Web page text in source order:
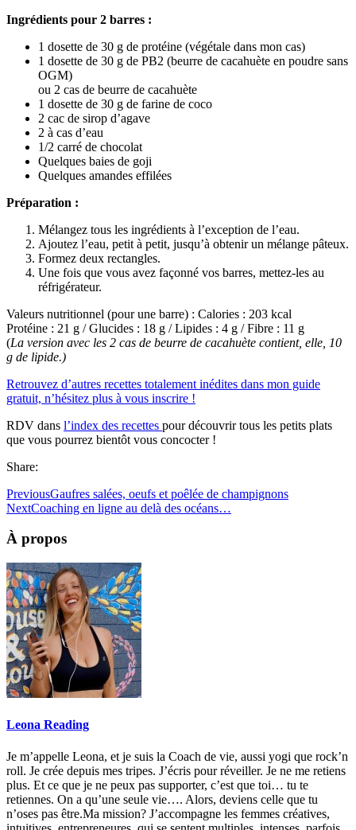
Ingrédients pour 2 barres :
1 dosette de 30 g de protéine (végétale dans mon cas)
1 dosette de 30 g de PB2 (beurre de cacahuète en poudre sans
OGM)
ou 2 cas de beurre de cacahuète
1 dosette de 30 g de farine de coco
2 cac de sirop d’agave
2 à cas d’eau
1/2 carré de chocolat
Quelques baies de goji
Quelques amandes effilées
Préparation :
Mélangez tous les ingrédients à l’exception de l’eau.
Ajoutez l’eau, petit à petit, jusqu’à obtenir un mélange pâteux.
Formez deux rectangles.
Une fois que vous avez façonné vos barres, mettez-les au
réfrigérateur.
Valeurs nutritionnel (pour une barre) : Calories : 203 kcal
Protéine : 21 g / Glucides : 18 g / Lipides : 4 g / Fibre : 11 g
(La version avec les 2 cas de beurre de cacahuète contient, elle, 10
g de lipide.)
Retrouvez d’autres recettes totalement inédites dans mon guide
gratuit, n’hésitez plus à vous inscrire !
RDV dans l’index des recettes pour découvrir tous les petits plats
que vous pourrez bientôt vous concocter !
Share:
PreviousGaufres salées, oeufs et poêlée de champignons
NextCoaching en ligne au delà des océans…
À propos
Leona Reading
Je m’appelle Leona, et je suis la Coach de vie, aussi yogi que rock’n
roll. Je crée depuis mes tripes. J’écris pour réveiller. Je ne me retiens
plus. Et ce que je ne peux pas supporter, c’est que toi… tu te
retiennes. On a qu’une seule vie…. Alors, deviens celle que tu
n’oses pas être.Ma mission? J’accompagne les femmes créatives,